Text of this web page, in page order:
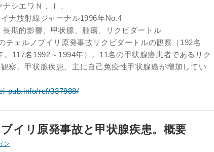
シエワＮ．Ｉ．
ナ放射線ジャーナル1996年No.4
長期的影響、甲状腺、腫瘍、リクビダートル
チェルノブイリ原発事故リクビダートルの観察（192名
。117名1992～1994年）。11名の甲状腺癌患者であるリク
察。甲状腺疾患、主に自己免疫性甲状腺癌が増加してい
pub.info/ref/337988/
イリ原発事故と甲状腺疾患。概要
ン